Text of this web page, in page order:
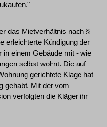
das Mietverhältnis nach §
erleichterte Kündigung der
in einem Gebäude mit - wie
selbst wohnt. Die auf
gerichtete Klage hat
gehabt. Mit der vom
verfolgten die Kläger ihr